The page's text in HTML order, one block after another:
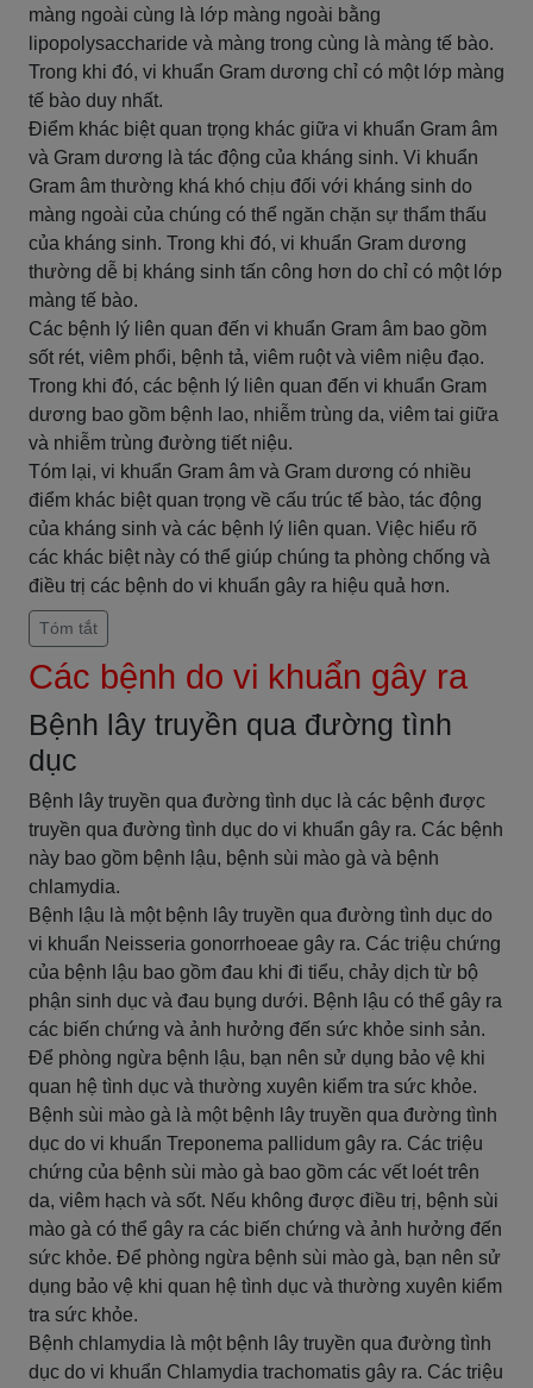
màng ngoài cùng là lớp màng ngoài bằng
lipopolysaccharide và màng trong cùng là màng tế bào.
Trong khi đó, vi khuẩn Gram dương chỉ có một lớp màng
tế bào duy nhất.
Điểm khác biệt quan trọng khác giữa vi khuẩn Gram âm
và Gram dương là tác động của kháng sinh. Vi khuẩn
Gram âm thường khá khó chịu đối với kháng sinh do
màng ngoài của chúng có thể ngăn chặn sự thẩm thấu
của kháng sinh. Trong khi đó, vi khuẩn Gram dương
thường dễ bị kháng sinh tấn công hơn do chỉ có một lớp
màng tế bào.
Các bệnh lý liên quan đến vi khuẩn Gram âm bao gồm
sốt rét, viêm phổi, bệnh tả, viêm ruột và viêm niệu đạo.
Trong khi đó, các bệnh lý liên quan đến vi khuẩn Gram
dương bao gồm bệnh lao, nhiễm trùng da, viêm tai giữa
và nhiễm trùng đường tiết niệu.
Tóm lại, vi khuẩn Gram âm và Gram dương có nhiều
điểm khác biệt quan trọng về cấu trúc tế bào, tác động
của kháng sinh và các bệnh lý liên quan. Việc hiểu rõ
các khác biệt này có thể giúp chúng ta phòng chống và
điều trị các bệnh do vi khuẩn gây ra hiệu quả hơn.
Tóm tắt
Các bệnh do vi khuẩn gây ra
Bệnh lây truyền qua đường tình
dục
Bệnh lây truyền qua đường tình dục là các bệnh được
truyền qua đường tình dục do vi khuẩn gây ra. Các bệnh
này bao gồm bệnh lậu, bệnh sùi mào gà và bệnh
chlamydia.
Bệnh lậu là một bệnh lây truyền qua đường tình dục do
vi khuẩn Neisseria gonorrhoeae gây ra. Các triệu chứng
của bệnh lậu bao gồm đau khi đi tiểu, chảy dịch từ bộ
phận sinh dục và đau bụng dưới. Bệnh lậu có thể gây ra
các biến chứng và ảnh hưởng đến sức khỏe sinh sản.
Để phòng ngừa bệnh lậu, bạn nên sử dụng bảo vệ khi
quan hệ tình dục và thường xuyên kiểm tra sức khỏe.
Bệnh sùi mào gà là một bệnh lây truyền qua đường tình
dục do vi khuẩn Treponema pallidum gây ra. Các triệu
chứng của bệnh sùi mào gà bao gồm các vết loét trên
da, viêm hạch và sốt. Nếu không được điều trị, bệnh sùi
mào gà có thể gây ra các biến chứng và ảnh hưởng đến
sức khỏe. Để phòng ngừa bệnh sùi mào gà, bạn nên sử
dụng bảo vệ khi quan hệ tình dục và thường xuyên kiểm
tra sức khỏe.
Bệnh chlamydia là một bệnh lây truyền qua đường tình
dục do vi khuẩn Chlamydia trachomatis gây ra. Các triệu